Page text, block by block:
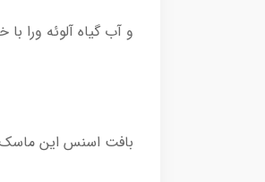
و آب گیاه آلوئه ورا
بافت اسنس این ماسک